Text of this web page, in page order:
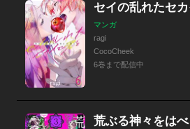
セイの乱れたセ
マンガ
ragi
CocoCheek
6巻まで配信中
荒ぶる神々をはべ